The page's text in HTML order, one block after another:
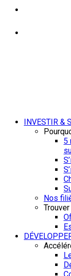
INVESTIR &
5
Nos